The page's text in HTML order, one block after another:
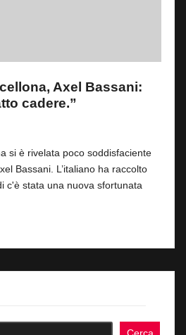
Axel Bassani:
cadere.”
si è rivelata poco soddisfaciente
Bassani. L’italiano ha raccolto
c'è stata una nuova sfortunata